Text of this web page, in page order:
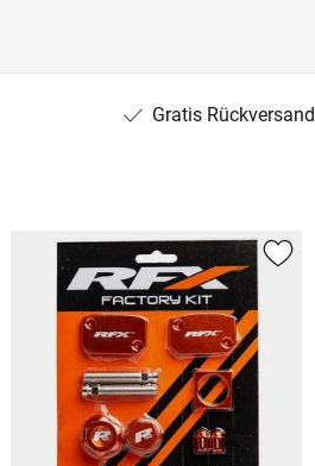
Gratis Rückversand